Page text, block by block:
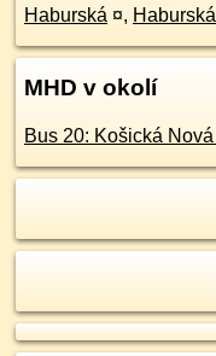
Haburská ¤, Haburská
MHD v okolí